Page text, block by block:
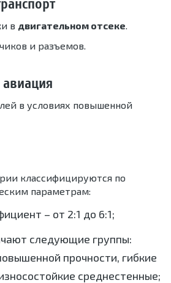
в двигательном отсеке.
и разъемов.
в условиях повышенной
классифицируются по
параметрам:
– от 2:1 до 6:1;
следующие группы:
прочности, гибкие
среднестенные;